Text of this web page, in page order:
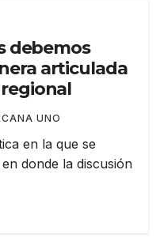
debemos
articulada
UNO
en la que se
donde la discusión